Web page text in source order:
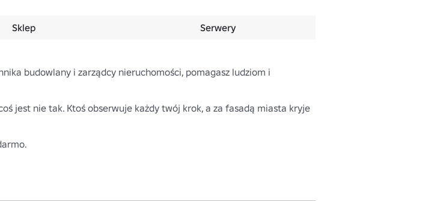
Sklep Serwery
budowlany i zarządcy nieruchomości, pomagasz ludziom i
jest nie tak. Ktoś obserwuje każdy twój krok, a za fasadą miasta kryje